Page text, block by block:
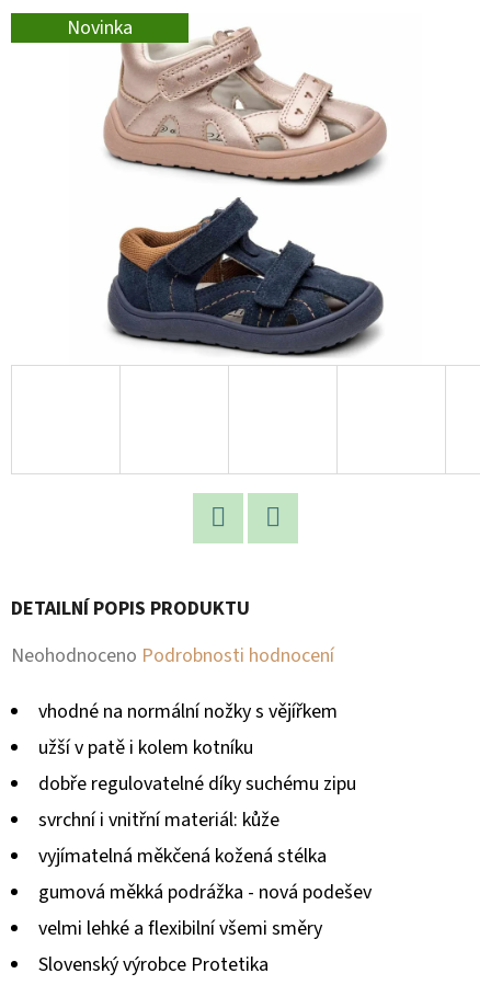
Novinka
DETAILNÍ POPIS PRODUKTU
Průměrné
produktu
hvězdiček.
Neohodnoceno Podrobnosti hodnocení
vhodné na normální nožky s vějířkem
užší v patě i kolem kotníku
dobře regulovatelné díky suchému zipu
svrchní i vnitřní materiál: kůže
vyjímatelná měkčená kožená stélka
gumová měkká podrážka - nová podešev
velmi lehké a flexibilní všemi směry
Slovenský výrobce Protetika
T
P
O
R
Č
U
E
M
E